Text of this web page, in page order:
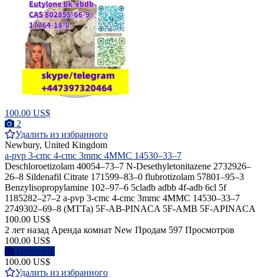
100.00 US$
2
Удалить из избранного
Newbury, United Kingdom
a-pvp 3-cmc 4-cmc 3mmc 4MMC 14530–33–7
Deschloroetizolam 40054–73–7 N-Desethyletonitazene 2732926–
26–8 Sildenafil Citrate 171599–83–0 flubrotizolam 57801–95–3
Benzylisopropylamine 102–97–6 5cladb adbb 4f-adb 6cl 5f
1185282–27–2 a-pvp 3-cmc 4-cmc 3mmc 4MMC 14530–33–7
2749302–69–8 (MTTa) 5F-AB-PINACA 5F-AMB 5F-APINACA
100.00 US$
2 лет назад Аренда комнат New Продам 597 Просмотров
100.00 US$
Написать
100.00 US$
Удалить из избранного